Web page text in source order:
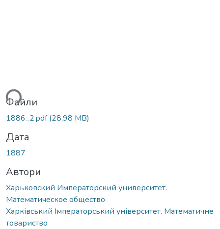
Файли
1886_2.pdf(28,98 MB)
Дата
1887
Автори
Харьковский Императорский университет.
Математическое общество
Харківський Імператорський університет. Математичне
товариство